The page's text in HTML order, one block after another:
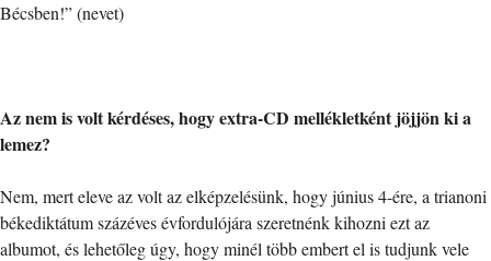
Bécsben!” (nevet)
Az nem is volt kérdéses, hogy extra-CD mellékletként jöjjön ki a
lemez?
Nem, mert eleve az volt az elképzelésünk, hogy június 4-ére, a trianoni
békediktátum százéves évfordulójára szeretnénk kihozni ezt az
albumot, és lehetőleg úgy, hogy minél több embert el is tudjunk vele